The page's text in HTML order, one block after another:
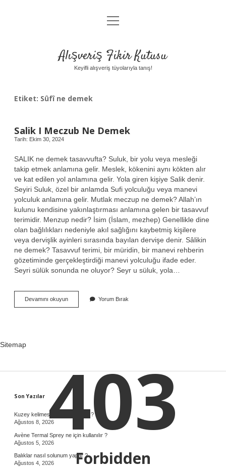
Anasayfa
Yasal Uyarı
menüyü
aç
Alışveriş Fikir Kutusu
Keyifli alışveriş tüyolarıyla tanış!
Etiket: Sûfî ne demek
Salik I Meczub Ne Demek
Tarih: Ekim 30, 2024
SALIK ne demek tasavvufta? Suluk, bir yolu veya mesleği
takip etmek anlamına gelir. Meslek, kökenini aynı kökten alır
ve kat edilen yol anlamına gelir. Yola giren kişiye Salik denir.
Seyiri Suluk, özel bir anlamda Sufi yolculuğu veya manevi
yolculuk anlamına gelir. Mutlak meczup ne demek? Allah’ın
kulunu kendisine yakınlaştırması anlamına gelen bir tasavvuf
terimidir. Menzup nedir? İsim (İslam, mezhep) Genellikle dine
olan bağlılıkları nedeniyle akıl sağlığını kaybetmiş kişilere
veya dervişlik ayinleri sırasında bayılan dervişe denir. Sâlikin
ne demek? Tasavvuf terimi, bir müridin, bir manevi rehberin
gözetiminde gerçekleştirdiği manevi yolculuğu ifade eder.
Seyri sülük sonunda ne oluyor? Seyr u süluk, yola…
Devamını okuyunSalik
I
Yorum Bırak
Sitemap
Sidebar
Son Yazılar
Kuzey kelimesinin kökeni nedir ?
Ağustos 8, 2026
Avène Termal Sprey ne için kullanılır ?
Ağustos 5, 2026
Balıklar nasıl solunum yapar ?
Ağustos 4, 2026
403
Forbidden